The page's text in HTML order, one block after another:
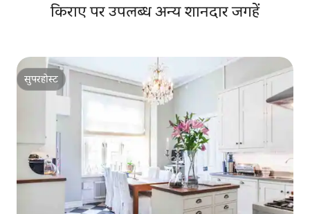
किराए पर उपलब्ध अन्य शानदार जगहें
सुपरहोस्ट
सुपरहोस्ट